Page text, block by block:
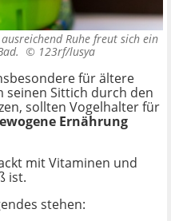
Ruhe freut sich ein
© 123rf/lusya
für ältere
seinen Sittich durch den
sollten Vogelhalter für
Ernährung
mit Vitaminen und
ist.
stehen: